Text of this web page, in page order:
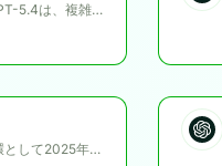
2026年3月5日にリリースされたGPT-5.4は、複雑な業務、コーディング、推論、エージェント型ワークフロー向けに設計されたOpenAIのフロンティアモデルです。GPT-5ファミリーに属し、コーディング、ツール利用、コンピュータ操作、ナレッジワークの進化を統合した主要な推論モデルとして導入されました。
GPT-5.2は、GPT-5シリーズの一環として2025年12月11日にリリースされ、要求の厳しい長時間ワークロード向けのフラッグシップモデルとしてGPT-5と並びます。